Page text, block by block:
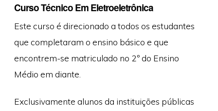
Curso Técnico Em Eletroeletrônica
Este curso é direcionado a todos os estudantes
que completaram o ensino básico e que
encontrem-se matriculado no 2º do Ensino
Médio em diante.
Exclusivamente alunos da instituições públicas